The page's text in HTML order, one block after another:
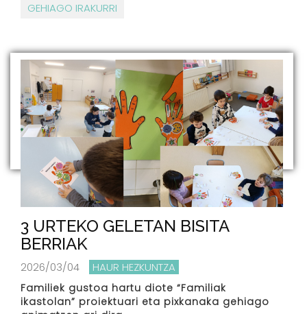
GEHIAGO IRAKURRI
3 URTEKO GELETAN BISITA
BERRIAK
2026/03/04 HAUR HEZKUNTZA
Familiek gustoa hartu diote “Familiak
ikastolan” proiektuari eta pixkanaka gehiago